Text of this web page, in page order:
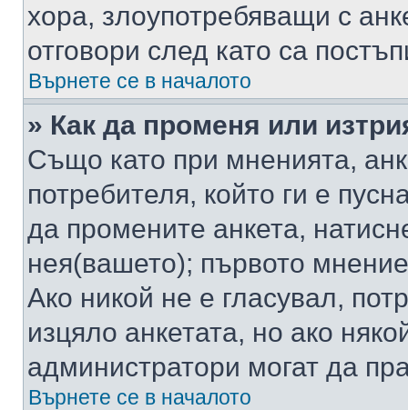
хора, злоупотребяващи с
отговори след като са
Върнете се в началото
» Как да променя или
Също като при мненията,
потребителя, който ги е
да промените анкета,
нея(вашето); първото
Ако никой не е гласувал,
изцяло анкетата, но ако
администратори могат да
Върнете се в началото